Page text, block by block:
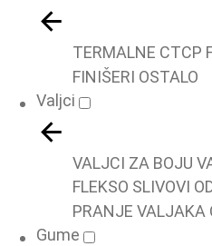
TERMALNE CTCP
FINIŠERI OSTALO
Valjci
VALJCI ZA BOJU
FLEKSO SLIVOVI
PRANJE VALJAKA
Gume